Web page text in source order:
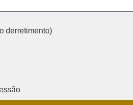
derretimento)